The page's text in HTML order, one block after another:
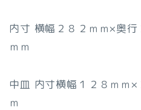
内寸 横幅２８２ｍｍ×奥
ｍｍ
中皿 内寸横幅１２８ｍｍ
ｍ